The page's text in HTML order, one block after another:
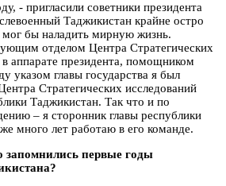
- пригласили советники президента
Таджикистан крайне остро
бы наладить мирную жизнь.
отделом Центра Стратегических
аппарате президента, помощником
указом главы государства я был
Стратегических исследований
Таджикистан. Так что и по
– я сторонник главы республики
много лет работаю в его команде.
запомнились первые годы